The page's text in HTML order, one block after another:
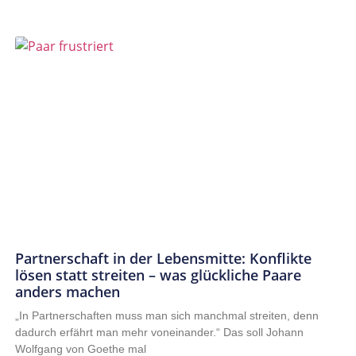
Partnerschaft in der Lebensmitte: Konflikte
lösen statt streiten – was glückliche Paare
anders machen
„In Partnerschaften muss man sich manchmal streiten, denn
dadurch erfährt man mehr voneinander.“ Das soll Johann
Wolfgang von Goethe mal